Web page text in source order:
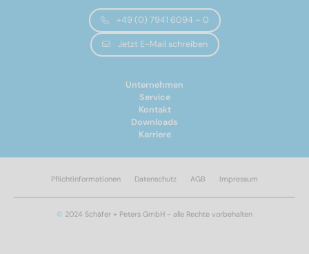
(15)
(15)
+49 (0) 7941 6094 – 0
Jetzt E-Mail schreiben
Unternehmen
Service
Kontakt
Downloads
Karriere
© 2024 Schäfer + Peters GmbH - alle Rechte vorbehalten
Pflichtinformationen Datenschutz AGB Impressum